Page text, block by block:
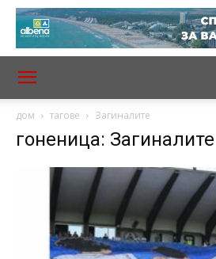
дом тагове Загиналите
гоненица: Загиналите